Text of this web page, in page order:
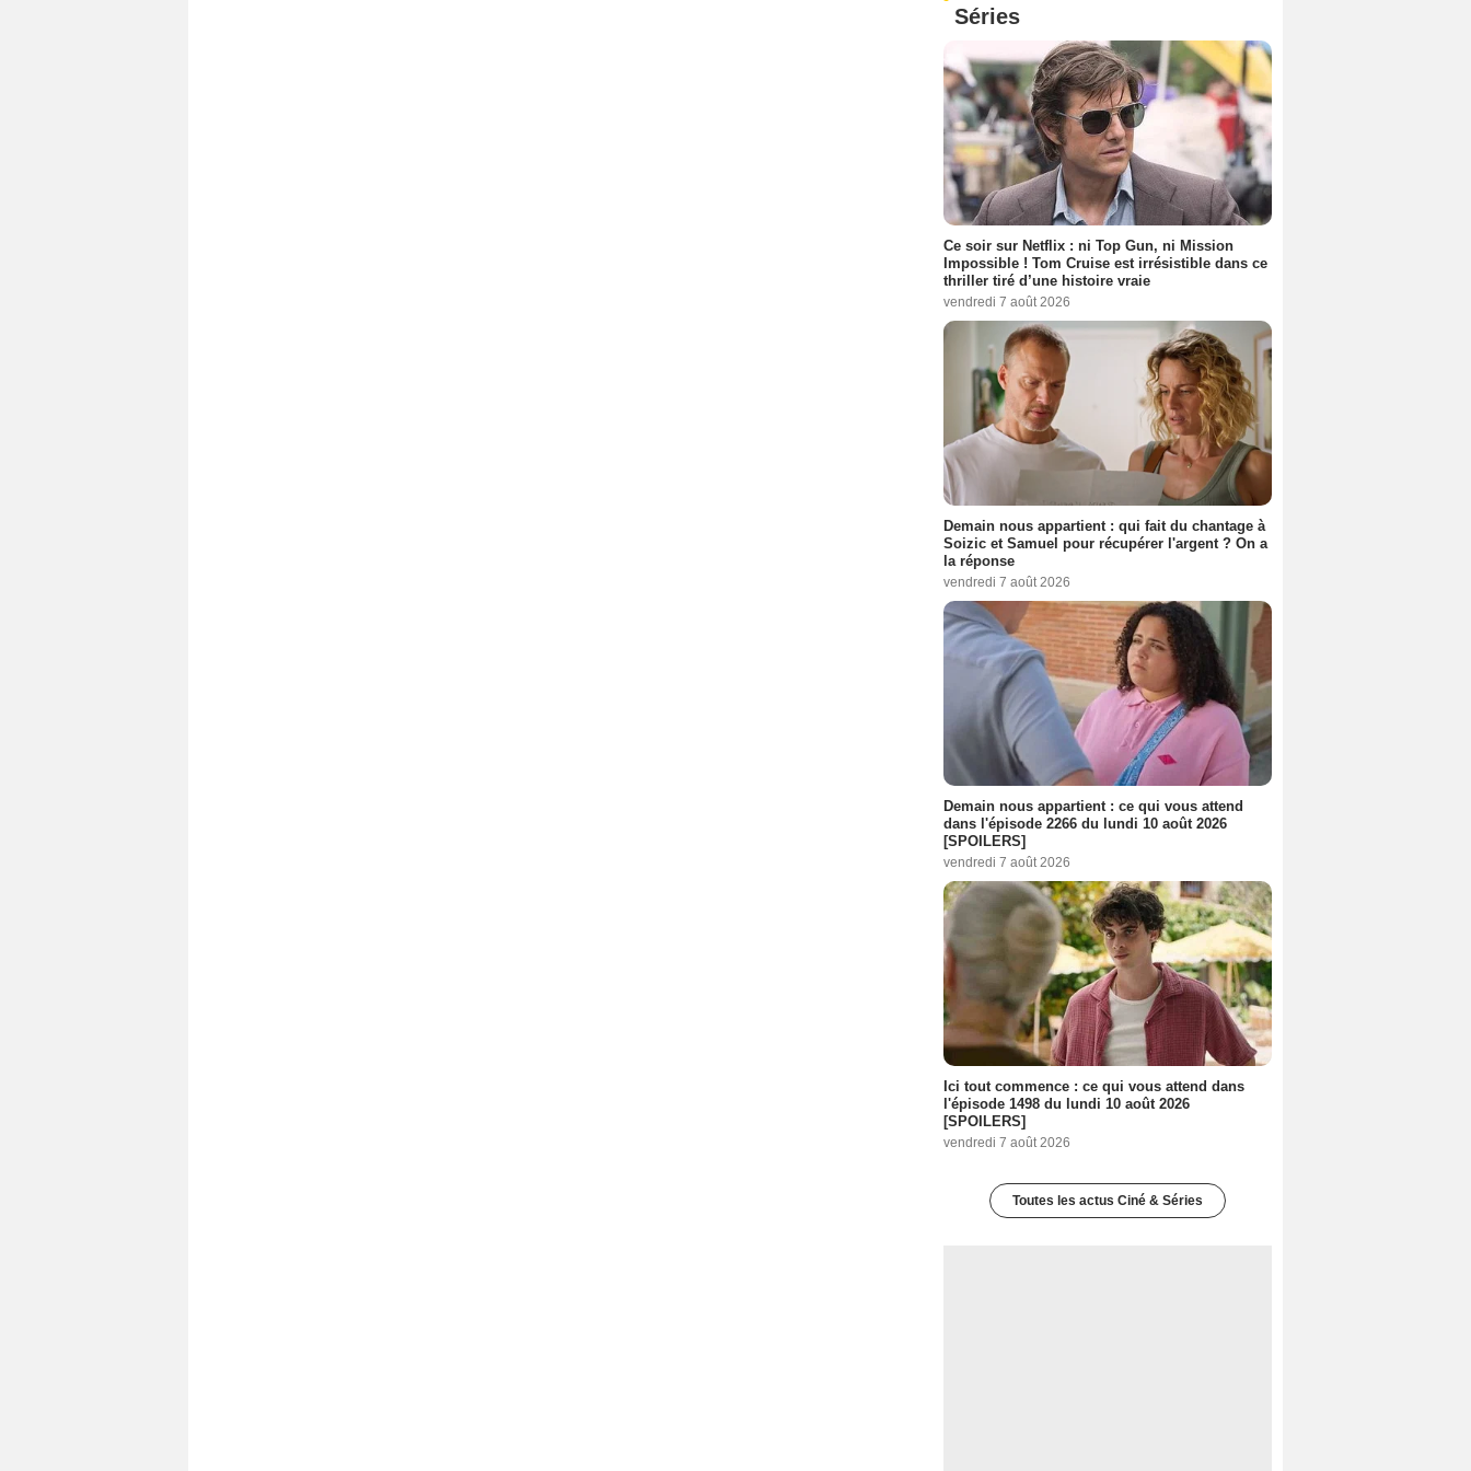
Séries
Ce soir sur Netflix : ni Top Gun, ni Mission
Impossible ! Tom Cruise est irrésistible dans ce
thriller tiré d’une histoire vraie
vendredi 7 août 2026
Demain nous appartient : qui fait du chantage à
Soizic et Samuel pour récupérer l'argent ? On a
la réponse
vendredi 7 août 2026
Demain nous appartient : ce qui vous attend
dans l'épisode 2266 du lundi 10 août 2026
[SPOILERS]
vendredi 7 août 2026
Ici tout commence : ce qui vous attend dans
l'épisode 1498 du lundi 10 août 2026
[SPOILERS]
vendredi 7 août 2026
Toutes les actus Ciné & Séries